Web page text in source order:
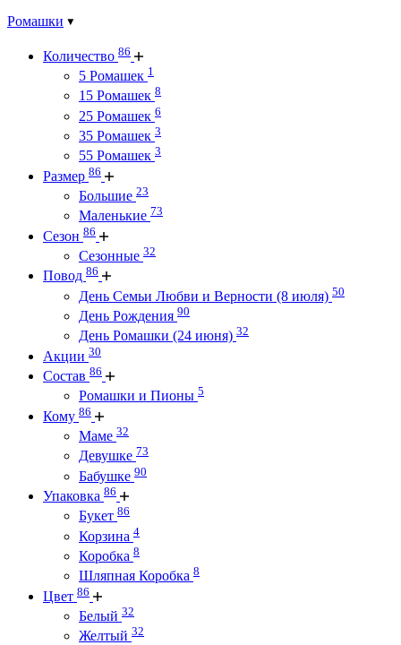
Ромашки
Количество 86
5 Ромашек 1
15 Ромашек 8
25 Ромашек 6
35 Ромашек 3
55 Ромашек 3
Размер 86
Большие 23
Маленькие 73
Сезон 86
Сезонные 32
Повод 86
День Семьи Любви и Верности (8 июля) 50
День Рождения 90
День Ромашки (24 июня) 32
Акции 30
Состав 86
Ромашки и Пионы 5
Кому 86
Маме 32
Девушке 73
Бабушке 90
Упаковка 86
Букет 86
Корзина 4
Коробка 8
Шляпная Коробка 8
Цвет 86
Белый 32
Желтый 32